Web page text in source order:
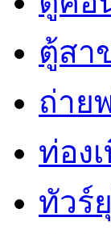
ตู้สา
ถ่าย
ท่อง
ทัวร์